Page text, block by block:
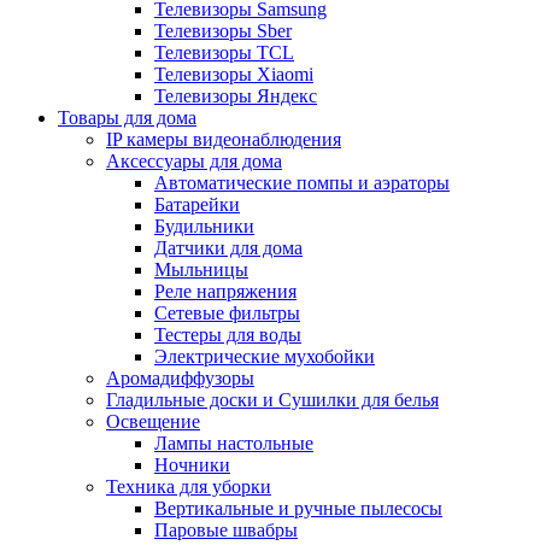
Телевизоры Samsung
Телевизоры Sber
Телевизоры TCL
Телевизоры Xiaomi
Телевизоры Яндекс
Товары для дома
IP камеры видеонаблюдения
Аксессуары для дома
Автоматические помпы и аэраторы
Батарейки
Будильники
Датчики для дома
Мыльницы
Реле напряжения
Сетевые фильтры
Тестеры для воды
Электрические мухобойки
Аромадиффузоры
Гладильные доски и Сушилки для белья
Освещение
Лампы настольные
Ночники
Техника для уборки
Вертикальные и ручные пылесосы
Паровые швабры